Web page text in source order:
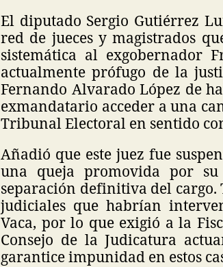
El diputado Sergio Gutiérrez
red de jueces y magistrados
sistemática al exgobernador
actualmente prófugo de la
Fernando Alvarado López de
exmandatario acceder a una
Tribunal Electoral en sentido
Añadió que este juez fue
una queja promovida por
separación definitiva del
judiciales que habrían
Vaca, por lo que exigió a la
Consejo de la Judicatura
garantice impunidad en estos